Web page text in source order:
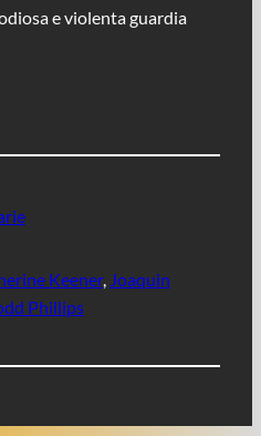
e violenta guardia
Keener, Joaquin
Phillips